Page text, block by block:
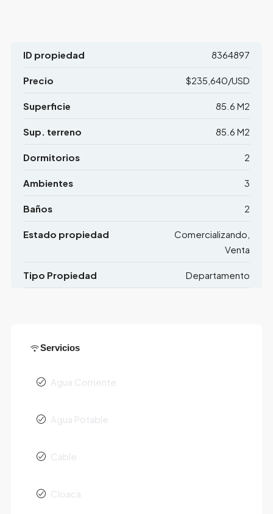
ID propiedad 8364897
Precio $235,640/USD
Superficie 85.6 M2
Sup. terreno 85.6 M2
Dormitorios 2
Ambientes 3
Baños 2
Estado propiedad
Comercializando,
Venta
Tipo Propiedad Departamento
Servicios
Agua Corriente
Agua Potable
Cable
Cloaca